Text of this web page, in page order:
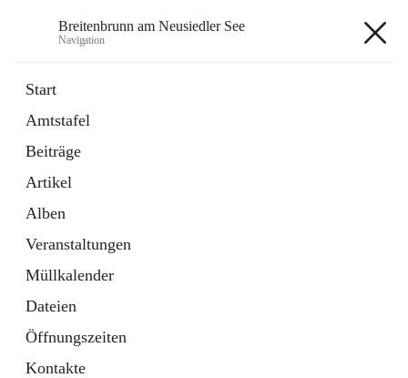
Breitenbrunn am Neusiedler See
Navigation
Start
Amtstafel
Beiträge
Artikel
Alben
Veranstaltungen
Müllkalender
Dateien
Öffnungszeiten
Kontakte
18 Schnellzugriffe
Gemeindeservice